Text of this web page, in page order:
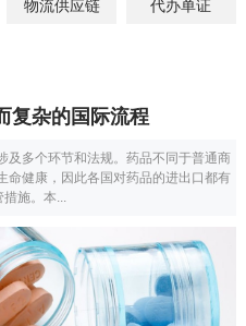
物流供应链 代办单证
复杂的国际流程
多个环节和法规。药品不同于普通商
命健康，因此各国对药品的进出口都有
施。本...